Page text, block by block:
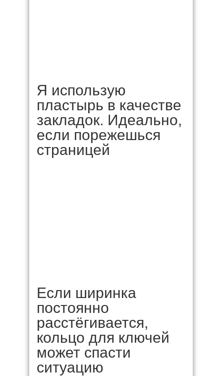
Я использую
пластырь в качестве
закладок. Идеально,
если порежешься
страницей
Если ширинка
постоянно
расстёгивается,
кольцо для ключей
может спасти
ситуацию